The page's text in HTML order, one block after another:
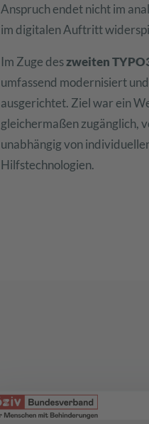
Anspruch endet nicht im
im digitalen Auftritt
Im Zuge deszweiten
umfassend modernisiert
ausgerichtet. Ziel war ein
gleichermaßen zugänglich,
unabhängig von
Hilfstechnologien.